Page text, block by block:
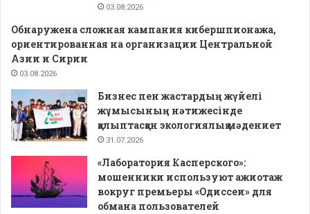
03.08.2026
Обнаружена сложная кампания кибершпионажа,
ориентированная на организации Центральной
Азии и Сирии
03.08.2026
Бизнес пен жастардың жүйелі
жұмысының нәтижесінде
қалыптасқан экологиялық мәдениет
31.07.2026
«Лаборатория Касперского»:
мошенники используют ажиотаж
вокруг премьеры «Одиссеи» для
обмана пользователей